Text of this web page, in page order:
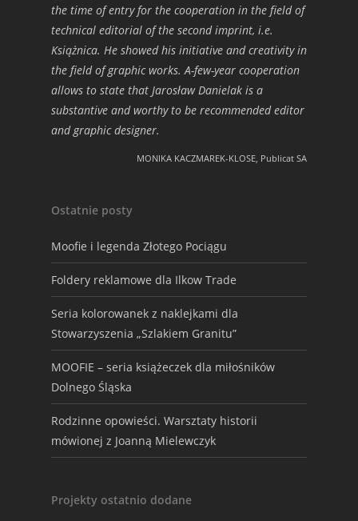
the time of entry for the cooperation in the field of
technical editorial of the second imprint, i.e.
Książnica. He showed his initiative and creativity in
the field of graphic works. A-few-year cooperation
allows to state that Jarosław Danielak is a
substantive and worthy to be recommended editor
and graphic designer.
MONIKA KACZMAREK-KLOSE, Publicat SA
Ostatnie posty
Moofie i legenda Złotego Pociągu
Foldery reklamowe dla Ilkow Trade
Seria kolorowanek z naklejkami dla
Stowarzyszenia „Szlakiem Granitu”
MOOFIE – seria książeczek dla miłośników
Dolnego Śląska
Rodzinne opowieści. Warsztaty historii
mówionej z Joanną Mielewczyk
Projekty ostatnio dodane